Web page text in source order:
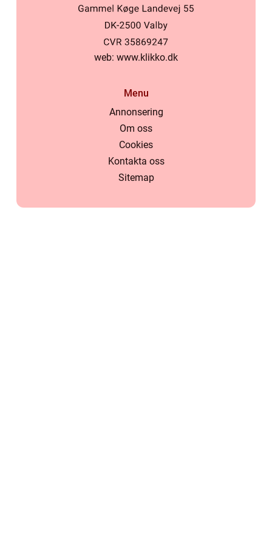
web: www.klikko.dk
Menu
Annonsering
Om oss
Cookies
Kontakta oss
Sitemap